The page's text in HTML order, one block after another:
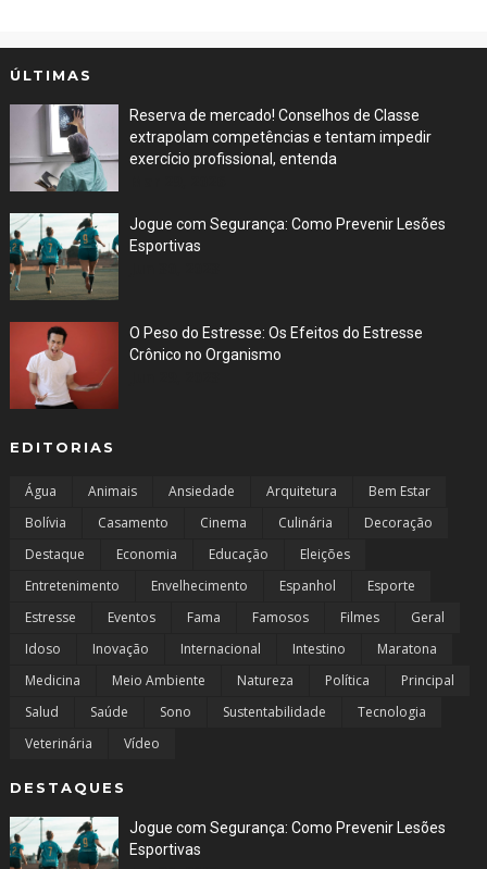
ÚLTIMAS
Reserva de mercado! Conselhos de Classe
extrapolam competências e tentam impedir
exercício profissional, entenda
Jogue com Segurança: Como Prevenir Lesões
Esportivas
O Peso do Estresse: Os Efeitos do Estresse
Crônico no Organismo
EDITORIAS
Água Animais Ansiedade Arquitetura
Bem Estar
Bolívia
Casamento Cinema Culinária
Decoração
Destaque
Economia Educação
Eleições
Entretenimento
Envelhecimento Espanhol
Esporte
Estresse
Eventos Fama Famosos Filmes
Geral
Idoso
Inovação Internacional Intestino
Maratona
Medicina
Meio Ambiente Natureza Política
Principal
Salud
Saúde Sono Sustentabilidade
Tecnologia
Veterinária
Vídeo
DESTAQUES
Jogue com Segurança: Como Prevenir Lesões
Esportivas